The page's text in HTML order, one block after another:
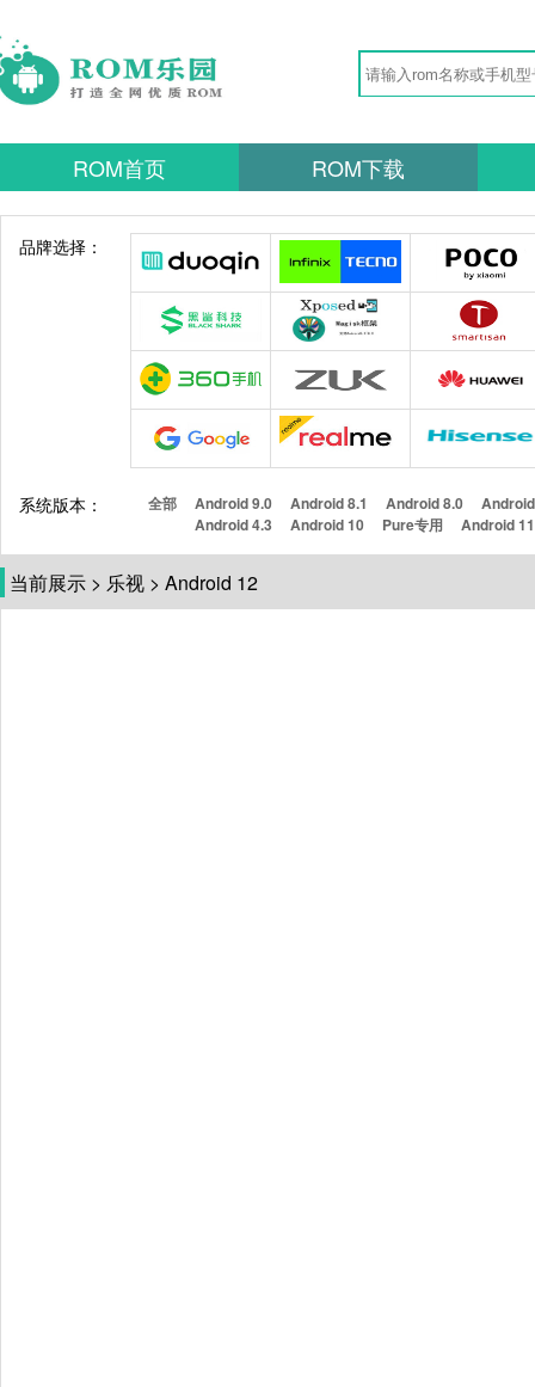
ROM首页 ROM下载
品牌选择：
系统版本： 全部 Android 9.0 Android 8.1 Android 8.0
Android 4.3
Android 10 Pure专用 Android 11
当前展示 > 乐视 > Android 12